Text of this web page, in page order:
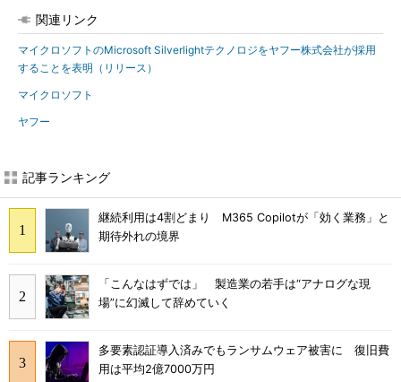
関連リンク
マイクロソフトのMicrosoft Silverlightテクノロジをヤフー株式会社が採用
することを表明（リリース）
マイクロソフト
ヤフー
記事ランキング
継続利用は4割どまり M365 Copilotが「効く業務」と
期待外れの境界
「こんなはずでは」 製造業の若手は“アナログな現
場”に幻滅して辞めていく
多要素認証導入済みでもランサムウェア被害に 復旧費
用は平均2億7000万円